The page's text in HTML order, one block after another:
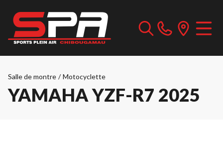
Salle de montre / Motocyclette
YAMAHA YZF-R7 2025